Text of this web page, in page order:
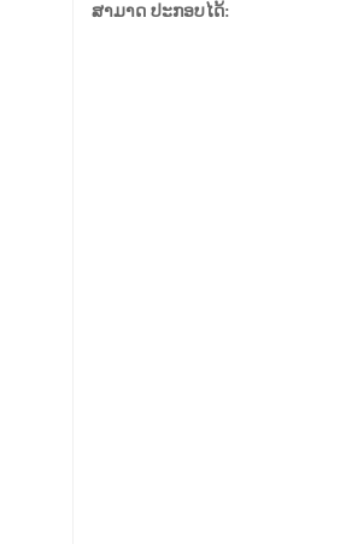
ສາມາດ ປະກອບໄດ້: